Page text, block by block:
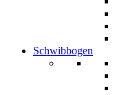
Schwibbogen